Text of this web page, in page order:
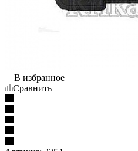
В избранное
Сравнить